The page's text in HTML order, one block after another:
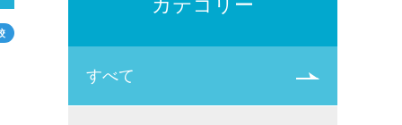
カテゴリー
すべて